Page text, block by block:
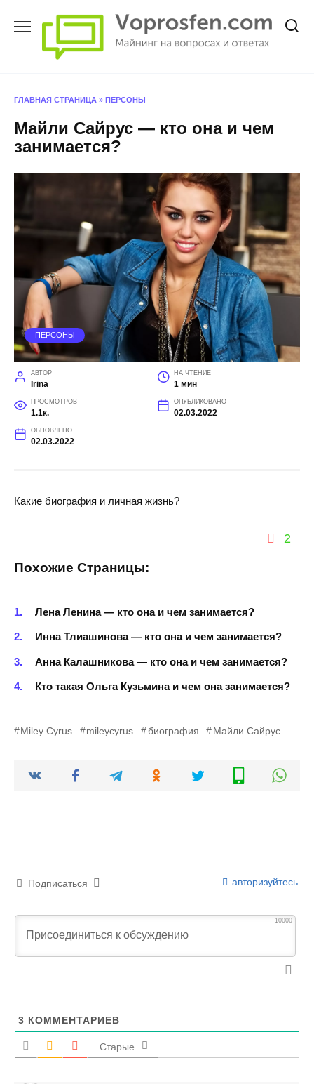
ГЛАВНАЯ СТРАНИЦА » ПЕРСОНЫ
Майли Сайрус — кто она и чем
занимается?
ПЕРСОНЫ
АВТОР
Irina
НА ЧТЕНИЕ
1 мин
ПРОСМОТРОВ
1.1к.
ОПУБЛИКОВАНО
02.03.2022
ОБНОВЛЕНО
02.03.2022
Какие биография и личная жизнь?
2
Похожие Страницы:
Лена Ленина — кто она и чем занимается?
Инна Тлиашинова — кто она и чем занимается?
Анна Калашникова — кто она и чем занимается?
Кто такая Ольга Кузьмина и чем она занимается?
Miley Cyrus mileycyrus биография Майли Сайрус
Подписаться авторизуйтесь
10000
3 КОММЕНТАРИЕВ
Старые